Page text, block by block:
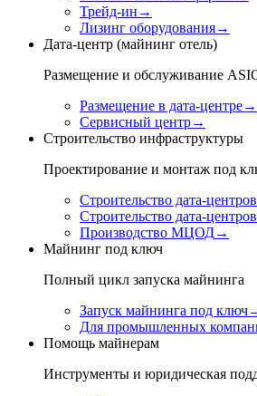
Трейд-ин →
Лизинг оборудования→
Дата-центр (майнинг отель)
Размещение и обслуживание
Размещение в дата-центре→
Сервисный центр→
Строительство инфраструктуры
Проектирование и монтаж под
Строительство дата-
Строительство дата-
Производство МЦОД→
Майнинг под ключ
Полный цикл запуска майнинга
Запуск майнинга под ключ
Для промышленных
Помощь майнерам
Инструменты и юридическая